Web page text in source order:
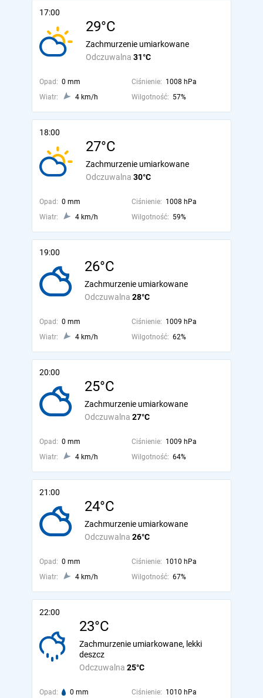
17:00
29°C
Odczuwalna 31°C
Zachmurzenie umiarkowane
Opad: 0 mm Ciśnienie: 1008 hPa
Wiatr:
4 km/h Wilgotność: 57%
18:00
27°C
Odczuwalna 30°C
Zachmurzenie umiarkowane
Opad: 0 mm Ciśnienie: 1008 hPa
Wiatr:
4 km/h Wilgotność: 59%
19:00
26°C
Odczuwalna 28°C
Zachmurzenie umiarkowane
Opad: 0 mm Ciśnienie: 1009 hPa
Wiatr:
4 km/h Wilgotność: 62%
20:00
25°C
Odczuwalna 27°C
Zachmurzenie umiarkowane
Opad: 0 mm Ciśnienie: 1009 hPa
Wiatr:
4 km/h Wilgotność: 64%
21:00
24°C
Odczuwalna 26°C
Zachmurzenie umiarkowane
Opad: 0 mm Ciśnienie: 1010 hPa
Wiatr:
4 km/h Wilgotność: 67%
22:00
23°C
Odczuwalna 25°C
Zachmurzenie umiarkowane, lekki
deszcz
Opad: 0 mm Ciśnienie: 1010 hPa